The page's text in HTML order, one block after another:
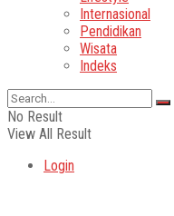
Internasional
Pendidikan
Wisata
Indeks
No Result
View All Result
Login